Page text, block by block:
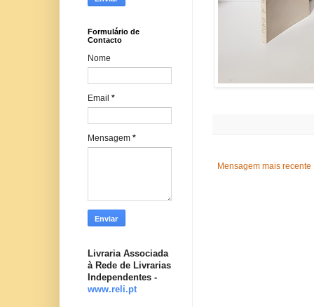
Mensagem mais recente
Formulário de
Contacto
Nome
Email *
Mensagem *
Livraria Associada
à Rede de Livrarias
Independentes -
www.reli.pt